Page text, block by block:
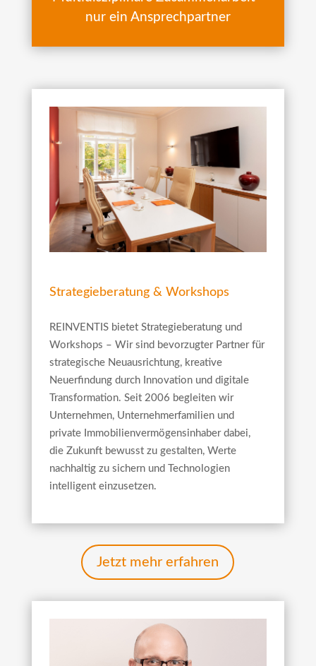
nur ein Ansprechpartner
Strategieberatung & Workshops
REINVENTIS bietet Strategieberatung und
Workshops – Wir sind bevorzugter Partner für
strategische Neuausrichtung, kreative
Neuerfindung durch Innovation und digitale
Transformation. Seit 2006 begleiten wir
Unternehmen, Unternehmerfamilien und
private Immobilienvermögensinhaber dabei,
die Zukunft bewusst zu gestalten, Werte
nachhaltig zu sichern und Technologien
intelligent einzusetzen.
Jetzt mehr erfahren